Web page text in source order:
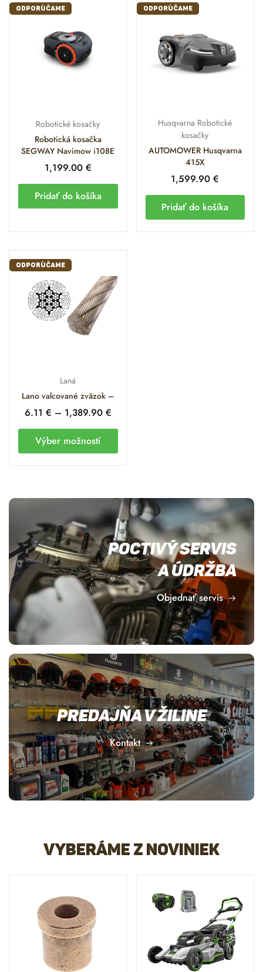
ODPORÚČAME
Robotické kosačky
Robotická kosačka
SEGWAY Navimow i108E
1,199.00 €
Pridať do košíka
ODPORÚČAME
Husqvarna Robotické
kosačky
AUTOMOWER Husqvarna
415X
1,599.90€
Pridať do košíka
ODPORÚČAME
Laná
Lano valcované zväzok –
6.11 € – 1,389.90 €
Výber možností
Poctivý servis
a údržba
Objednať servis
Predajňa v Žiline
Kontakt
Vyberáme z noviniek